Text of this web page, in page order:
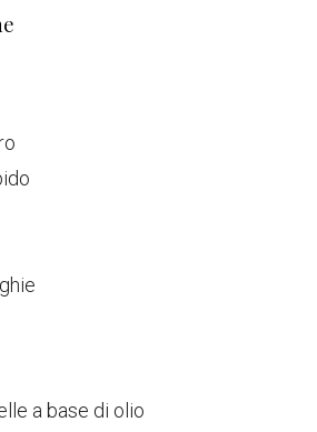
a base di olio